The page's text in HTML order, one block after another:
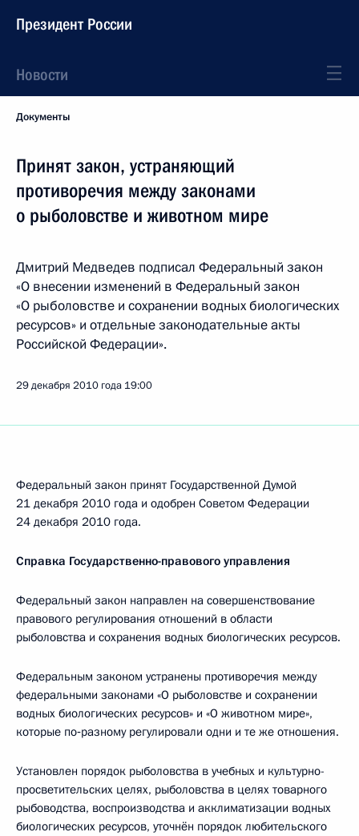
Президент России
Новости
Документы
Принят закон, устраняющий
противоречия между законами
о рыболовстве и животном мире
Дмитрий Медведев подписал Федеральный закон
«О внесении изменений в Федеральный закон
«О рыболовстве и сохранении водных биологических
ресурсов» и отдельные законодательные акты
Российской Федерации».
29 декабря 2010 года 19:00
Федеральный закон принят Государственной Думой
21 декабря 2010 года и одобрен Советом Федерации
24 декабря 2010 года.
Справка Государственно-правового управления
Федеральный закон направлен на совершенствование
правового регулирования отношений в области
рыболовства и сохранения водных биологических ресурсов.
Федеральным законом устранены противоречия между
федеральными законами «О рыболовстве и сохранении
водных биологических ресурсов» и «О животном мире»,
которые по‑разному регулировали одни и те же отношения.
Установлен порядок рыболовства в учебных и культурно-
просветительских целях, рыболовства в целях товарного
рыбоводства, воспроизводства и акклиматизации водных
биологических ресурсов, уточнён порядок любительского